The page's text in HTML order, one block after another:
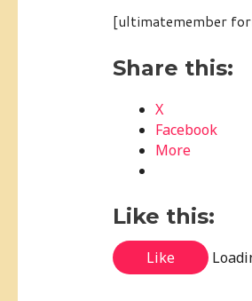
[ultimatemember
Share this:
X
Facebook
More
Like this:
Like